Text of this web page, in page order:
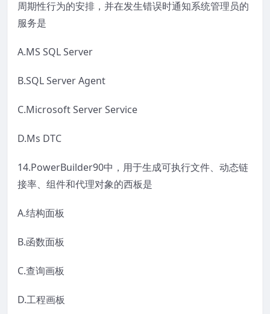
周期性行为的安排，并在发生错误时通知系统管理员的
服务是
A.MS SQL Server
B.SQL Server Agent
C.Microsoft Server Service
D.Ms DTC
14.PowerBuilder90中，用于生成可执行文件、动态链
接率、组件和代理对象的西板是
A.结构面板
B.函数面板
C.查询画板
D.工程画板